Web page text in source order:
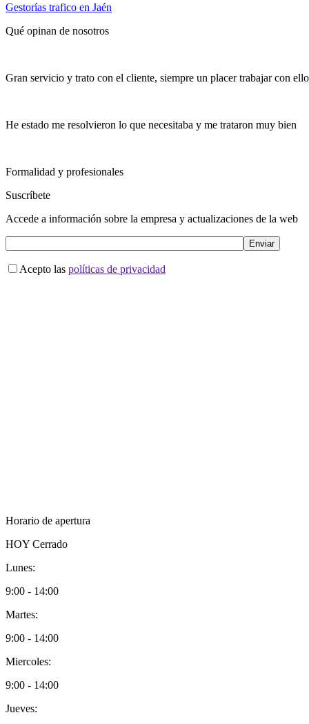
Gestorías trafico en Jaén
Qué opinan de nosotros
Gran servicio y trato con el cliente, siempre un placer trabajar con
He estado me resolvieron lo que necesitaba y me trataron muy bien
Formalidad y profesionales
Suscríbete
Accede a información sobre la empresa y actualizaciones de la web
Acepto las políticas de privacidad
Horario de apertura
HOY Cerrado
Lunes:
9:00 - 14:00
Martes:
9:00 - 14:00
Miercoles:
9:00 - 14:00
Jueves: